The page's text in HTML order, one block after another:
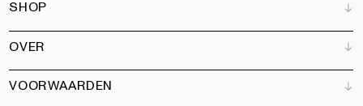
Klantenservice
Verkooppunten
Adverteren
Partners
Kunstbrief
SHOP
Alle producten
Magazine
Boeken
OVER
Ons team
VOORWAARDEN